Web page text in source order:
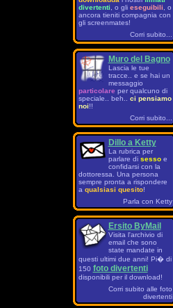
divertenti , o gli eseguibili , o
ancora tieniti compagnia con
gli screenmates!
Corri subito...
Muro del Bagno
Lascia le tue
tracce.. e se hai un
messaggio
particolare per qualcuno di
speciale.. beh.. ci pensiamo
noi!!
Corri subito...
Dillo a Ketty
La rubrica per
parlare di sessoe
confidarsi con la
dottoressa. Una persona
sempre pronta a rispondere
a qualsiasi quesito!
Parla con Ketty
Ersito ByMail
Visita l'archivio di
email che sono
state mandate in
questi ultimi due anni! Pi� di
150 foto divertenti
disponibili per il download!
Corri subito alle foto
divertenti